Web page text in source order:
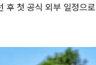
후 첫 공식 외부 일정으